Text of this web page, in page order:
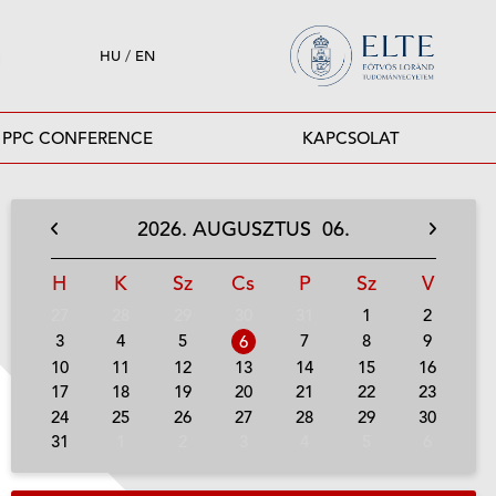
HU / EN
PPC CONFERENCE KAPCSOLAT
2026. AUGUSZTUS 06.
H K Sz Cs P Sz V
1
2
3
4 5 6 7 8
9
10
11 12 13 14 15
16
17
18 19 20 21 22
23
24
25 26 27 28 29
30
31